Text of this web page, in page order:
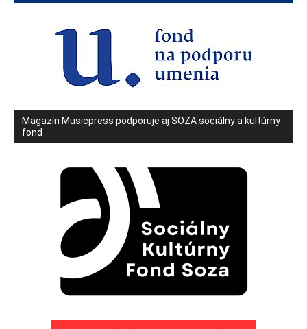
Magazín Musicpress podporuje aj SOZA sociálny a kultúrny
fond